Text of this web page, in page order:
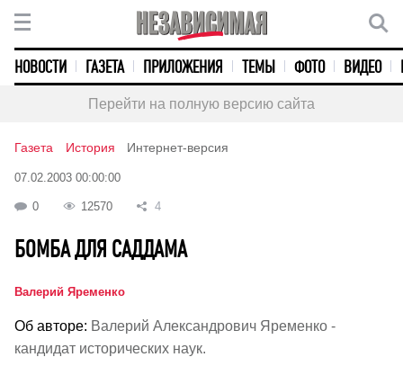
НОВОСТИ ГАЗЕТА ПРИЛОЖЕНИЯ ТЕМЫ ФОТО ВИДЕО
Перейти на полную версию сайта
Газета История Интернет-версия
07.02.2003 00:00:00
0 12570 4
БОМБА ДЛЯ САДДАМА
Валерий Яременко
Об авторе: Валерий Александрович Яременко -
кандидат исторических наук.